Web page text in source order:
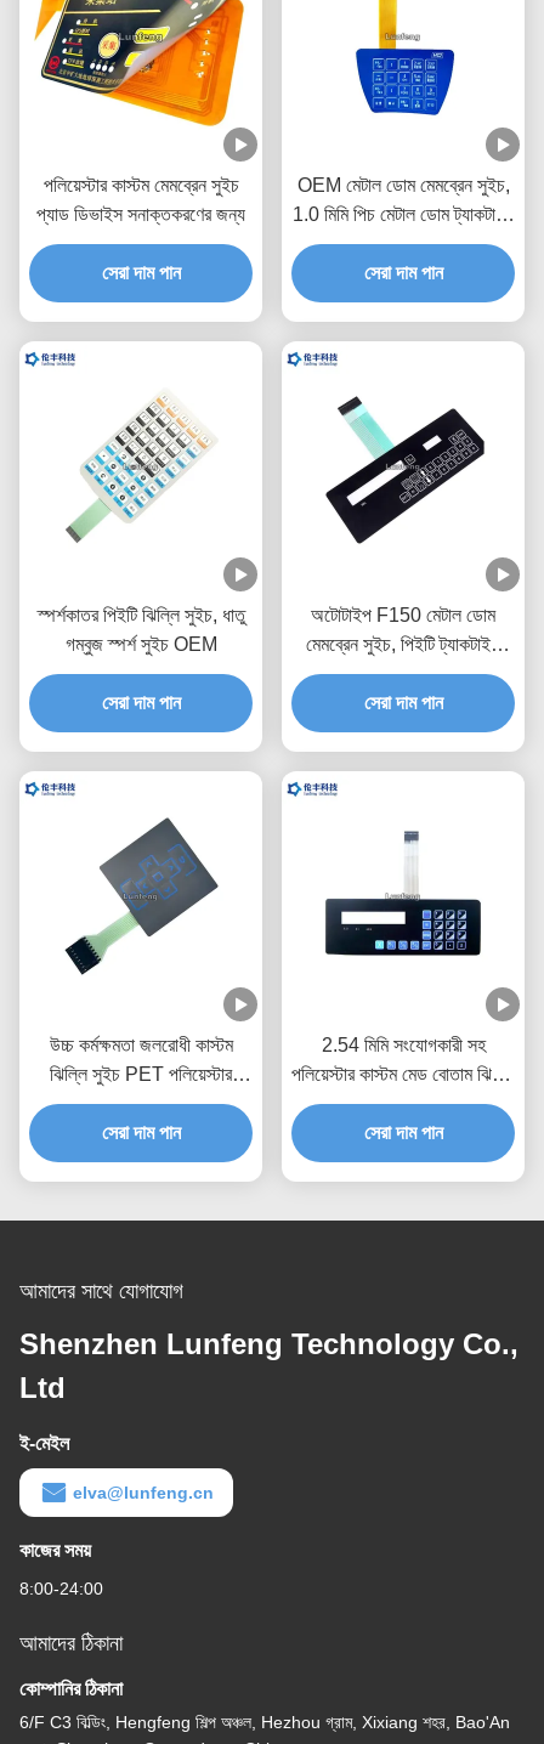
পলিয়েস্টার কাস্টম মেমব্রেন সুইচ
প্যাড ডিভাইস সনাক্তকরণের জন্য
সেরা দাম পান
OEM মেটাল ডোম মেমব্রেন সুইচ,
1.0 মিমি পিচ মেটাল ডোম ট্যাকটাইল
সুইচ
সেরা দাম পান
স্পর্শকাতর পিইটি ঝিল্লি সুইচ, ধাতু
গম্বুজ স্পর্শ সুইচ OEM
সেরা দাম পান
অটোটাইপ F150 মেটাল ডোম
মেমব্রেন সুইচ, পিইটি ট্যাকটাইল
সুইচ কীপ্যাড
সেরা দাম পান
উচ্চ কর্মক্ষমতা জলরোধী কাস্টম
ঝিল্লি সুইচ PET পলিয়েস্টার
উপাদান
সেরা দাম পান
2.54 মিমি সংযোগকারী সহ
পলিয়েস্টার কাস্টম মেড বোতাম ঝিল্লি
সুইচ
সেরা দাম পান
আমাদের সাথে যোগাযোগ
Shenzhen Lunfeng Technology Co.,
Ltd
ই-মেইল
elva@lunfeng.cn
কাজের সময়
8:00-24:00
আমাদের ঠিকানা
কোম্পানির ঠিকানা
6/F C3 বিল্ডিং, Hengfeng শিল্প অঞ্চল, Hezhou গ্রাম, Xixiang শহর, Bao'An